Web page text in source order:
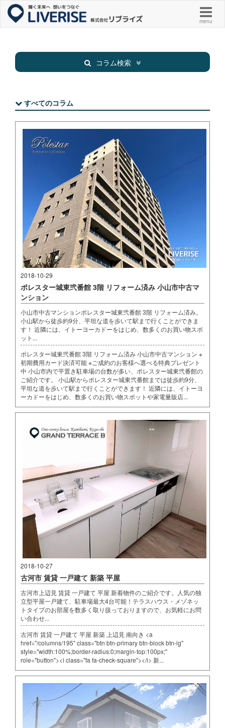
menu
コラム検索
すべてのコラム
2018-10-29
ポレスター城東弐番館 3階 リフォーム済み 小山市中古マ
ンション
小山市中古マンションポレスター城東弐番館 3階 リフォーム済み。
小山駅から徒歩約9分、平坦な道を歩いて駅まで行くことができま
す！ 近隣には、イトーヨーカドーをはじめ、数多くのお買い物スポ
ット...
ポレスター城東弐番館 3階 リフォーム済み 小山市中古マンション ※
初期費用カード決済可能 ※ご成約のお客様へ選べる特典プレゼント
中 小山市内で平置き駐車場の台数が多い、ポレスター城東弐番館の
ご紹介です。 小山駅からポレスター城東弐番館までは徒歩約9分、
平坦な道を歩いて駅まで行くことができます！ 近隣には、イトーヨ
ーカドーをはじめ、数多くのお買い物スポットや家電量販店...
2018-10-27
古河市 賃貸 一戸建て 新築 平屋
古河市上辺見 賃貸 一戸建て 平屋 新着物件のご紹介です。人気の独
立型平屋一戸建て、駐車場最大4台可能！テラスハウス・メゾネッ
トタイプのお部屋を数多く取り扱っておりますので、お気軽にお問
い合わせ...
古河市 賃貸 一戸建て 平屋 新築 上辺見 南向き <a
href="/columns/195" class="btn btn-primary btn-block btn-lg"
style="width:100%;border-radius:0;margin-top:100px;"
role="button"><i class="fa fa-check-square"></i> 新...